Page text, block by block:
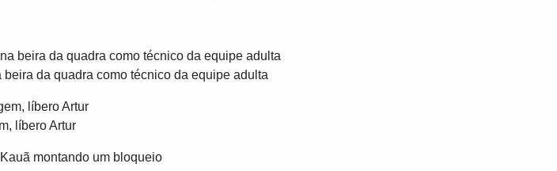
da quadra como técnico da equipe adulta
líbero Artur